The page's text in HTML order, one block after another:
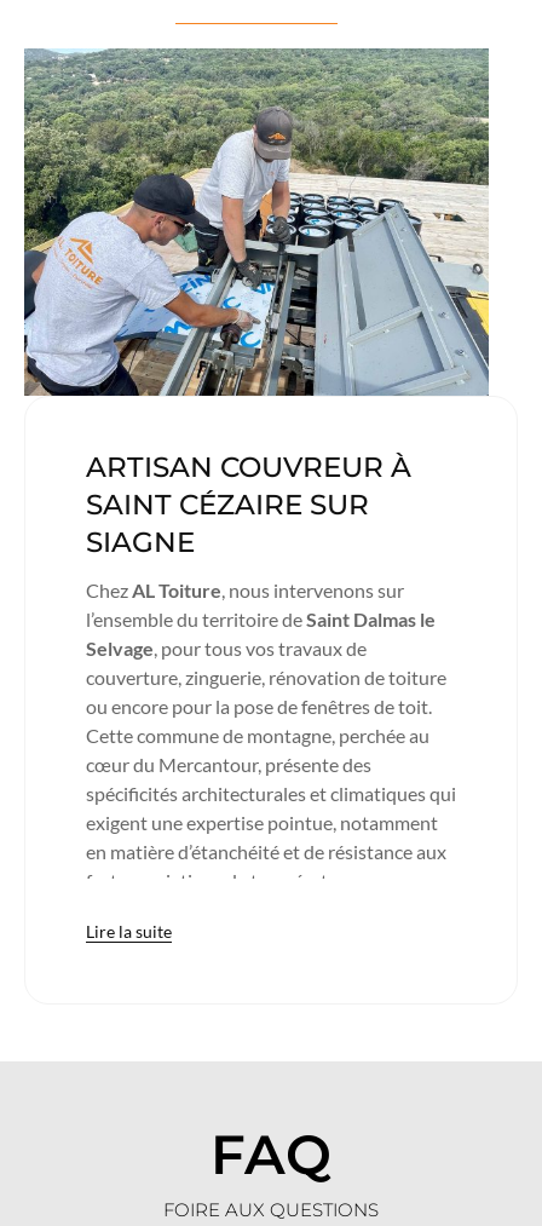
ARTISAN COUVREUR À
SAINT CÉZAIRE SUR
SIAGNE
ChezAL Toiture, nous intervenons sur
l’ensemble du territoire deSaint Dalmas le
Selvage, pour tous vos travaux de
couverture, zinguerie, rénovation de toiture
ou encore pour la pose de fenêtres de toit.
Cette commune de montagne, perchée au
cœur du Mercantour, présente des
spécificités architecturales et climatiques qui
exigent une expertise pointue, notamment
en matière d’étanchéité et de résistance aux
fortes variations de température.
hauts villages des Alpes-Maritimes, niché à
canal, demandent un savoir-faire local que
nos équipes maîtrisent parfaitement. Lors de
nos interventions, nous veillons à préserver
Lire la suite
FAQ
FOIRE AUX QUESTIONS